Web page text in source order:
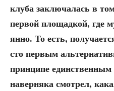
клу­ба заклю­ча­лась в
пер­вой пло­щад­кой, где
ян­но. То есть,
сто пер­вым
прин­ци­пе
навер­ня­ка смот­рел,